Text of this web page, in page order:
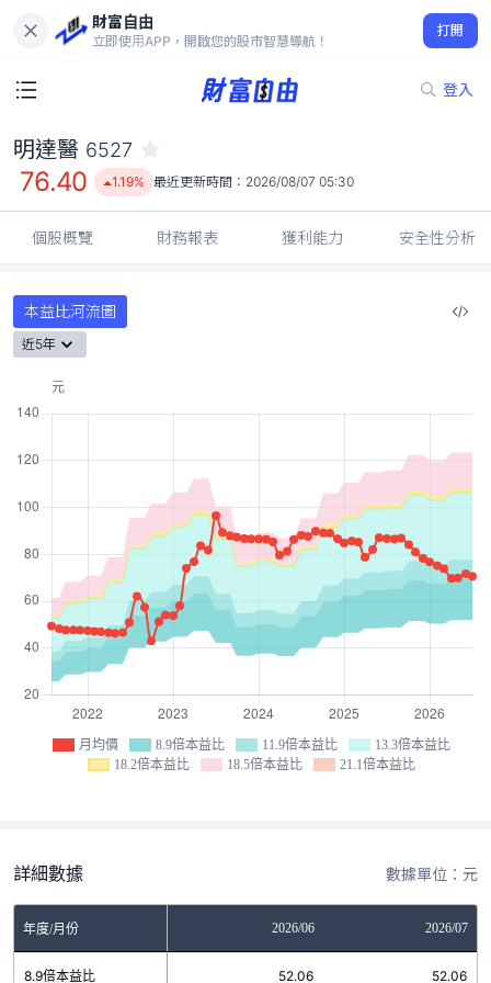
財富自由
立即使用APP，開啟您的股市智慧導航！
打開
登入
76.40
1.19%
明達醫 6527
76.40 1.19% 最近更新時間： 2026/08/07 05:30
個股概覽 財務報表 獲利能力 安全性分析
本益比河流圖
近5年
月均價 8.9倍本益比 11.9倍本益比
13.3倍本益比
18.2倍本益比
18.5倍本益比 21.1倍本益比
詳細數據 數據單位：元
年度/月份 2026/06 2026/07
8.9倍本益比 52.06 52.06